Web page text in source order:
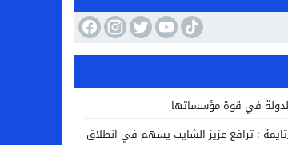
في قوة مؤسساتها
: ترافع عزيز الشايب يسهم في انطلاق مشروع مائي